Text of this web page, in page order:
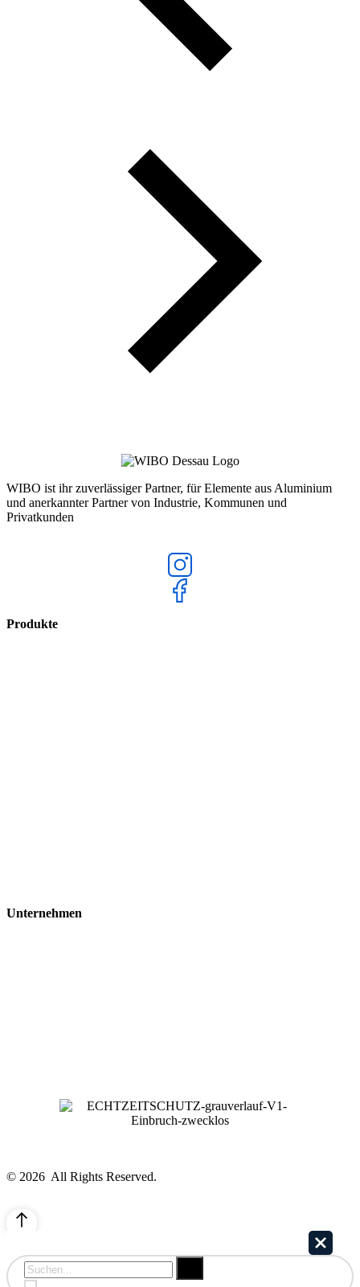
WIBO ist ihr zuverlässiger Partner, für Elemente aus Aluminium
und anerkannter Partner von Industrie, Kommunen und
Privatkunden
Produkte
Unternehmen
© 2026 All Rights Reserved.